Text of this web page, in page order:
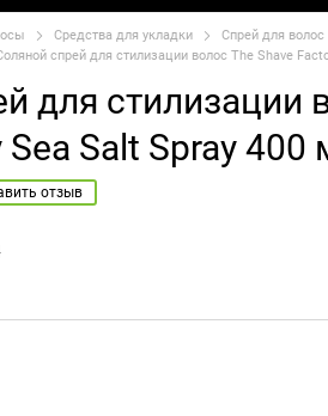
Средства для укладки
Спрей для волос
спрей для стилизации волос The Shave
для стилизации
Salt Spray 400
отзыв